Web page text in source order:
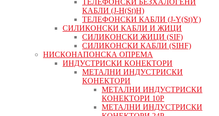
ТЕЛЕФОНСКИ БЕЗХАЛОГЕНИ
КАБЛИ (J-H(St)H)
ТЕЛЕФОНСКИ КАБЛИ (J-Y(St)Y)
СИЛИКОНСКИ КАБЛИ И ЖИЦИ
СИЛИКОНСКИ ЖИЦИ (SIF)
СИЛИКОНСКИ КАБЛИ (SIHF)
НИСКОНАПОНСКА ОПРЕМА
ИНДУСТРИСКИ КОНЕКТОРИ
МЕТАЛНИ ИНДУСТРИСКИ
КОНЕКТОРИ
МЕТАЛНИ ИНДУСТРИСКИ
КОНЕКТОРИ 10P
МЕТАЛНИ ИНДУСТРИСКИ